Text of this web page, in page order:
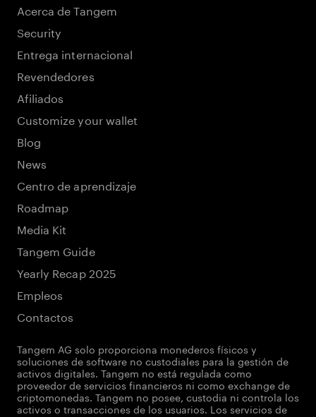
Acerca de Tangem
Security
Entrega internacional
Revendedores
Afiliados
Customize your wallet
Blog
News
Centro de aprendizaje
Roadmap
Media Kit
Tangem Guide
Yearly Recap 2025
Empleos
Contactos
Tangem AG solo proporciona monederos físicos y
soluciones de software no custodiales para la gestión de
activos digitales. Tangem no está regulada como
proveedor de servicios financieros ni como exchange de
criptomonedas. Tangem no posee, custodia ni controla los
activos o transacciones de los usuarios. Los servicios de